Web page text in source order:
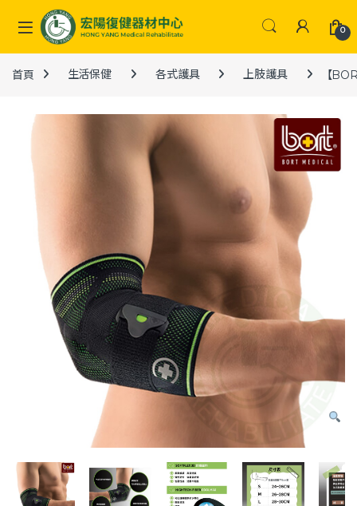
Skip to navigation
Skip to content
0
首頁 生活保健 各式護具 上肢護具 【